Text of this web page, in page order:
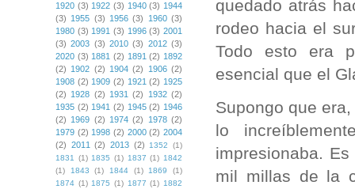
quedado atrás
rodeo hacia el
Todo esto era
esencial que el
Supongo que
lo
impresionaba.
mil millas de la
1920 (3) 1922 (3) 1940 (3) 1944
(3) 1955 (3) 1956 (3) 1960 (3)
1980 (3) 1991 (3) 1996 (3) 2001
(3) 2003 (3) 2010 (3) 2012 (3)
2020 (3) 1881 (2) 1891 (2) 1892
(2) 1902 (2) 1904 (2) 1906 (2)
1908 (2) 1909 (2) 1921 (2) 1925
(2) 1928 (2) 1931 (2) 1932 (2)
1935 (2) 1941 (2) 1945 (2) 1946
(2) 1969 (2) 1974 (2) 1978 (2)
1979 (2) 1998 (2) 2000 (2) 2004
(2) 2011 (2) 2013 (2) 1352
(1)
1831 (1) 1835 (1) 1837 (1) 1842
(1)
1843 (1) 1844 (1) 1869
(1)
1874 (1) 1875 (1) 1877 (1) 1882